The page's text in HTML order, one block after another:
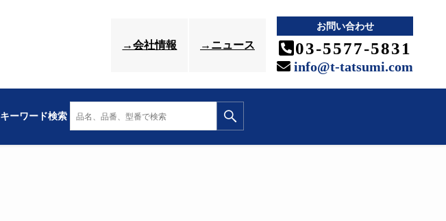
→会社情報 →ニュース
お問い合わせ
03-5577-5831
info@t-tatsumi.com
キーワード検索